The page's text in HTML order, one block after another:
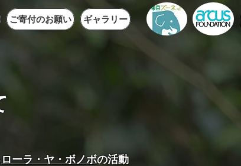
ご寄付のお願い ギャラリー
ローラ・ヤ・ボノボの活動